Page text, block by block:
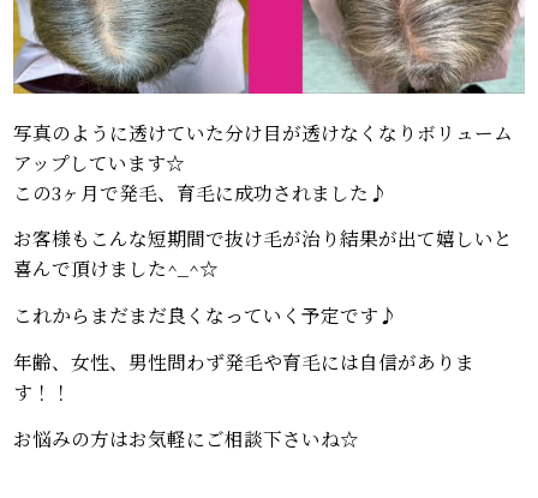
写真のように透けていた分け目が透けなくなりボリューム
アップしています☆
この3ヶ月で発毛、育毛に成功されました♪
お客様もこんな短期間で抜け毛が治り結果が出て嬉しいと
喜んで頂けました^_^☆
これからまだまだ良くなっていく予定です♪
年齢、女性、男性問わず発毛や育毛には自信がありま
す！！
お悩みの方はお気軽にご相談下さいね☆